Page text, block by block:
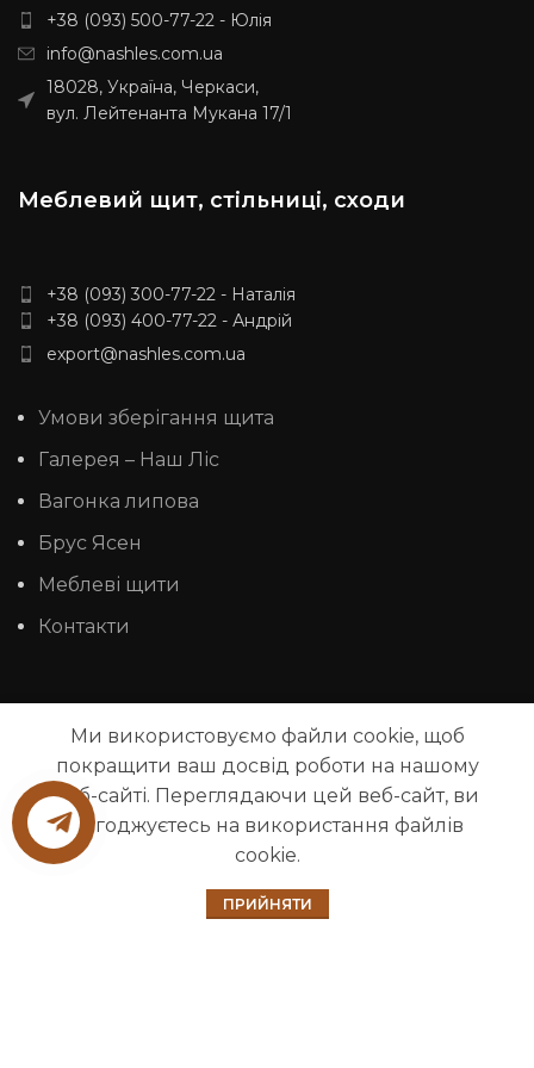
+38 (093) 500-77-22 - Юлія
info@nashles.com.ua
18028, Україна, Черкаси,
вул. Лейтенанта Мукана 17/1
Меблевий щит, стільниці, сходи
+38 (093) 300-77-22 - Наталія
+38 (093) 400-77-22 - Андрій
export@nashles.com.ua
Умови зберігання щита
Галерея – Наш Ліс
Вагонка липова
Брус Ясен
Меблеві щити
Контакти
Повернення товару
Співробітництво
Угода Користувача
Політика конфіденційності
Ми використовуємо файли cookie, щоб
покращити ваш досвід роботи на нашому
веб-сайті. Переглядаючи цей веб-сайт, ви
погоджуєтесь на використання файлів
cookie.
ПРИЙНЯТИ
Фільтр Магазин